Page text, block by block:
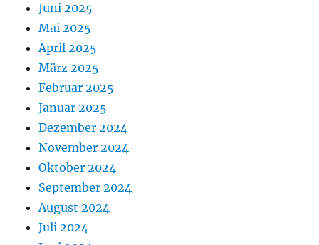
Juni 2025
Mai 2025
April 2025
März 2025
Februar 2025
Januar 2025
Dezember 2024
November 2024
Oktober 2024
September 2024
August 2024
Juli 2024